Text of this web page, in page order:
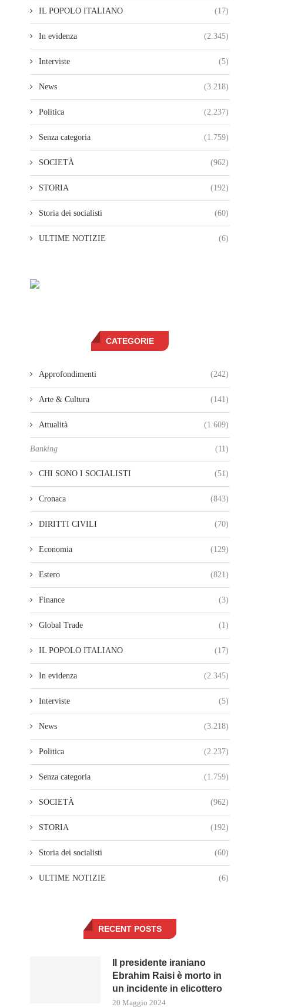
IL POPOLO ITALIANO (17)
In evidenza (2.345)
Interviste (5)
News (3.218)
Politica (2.237)
Senza categoria (1.759)
SOCIETÀ (962)
STORIA (192)
Storia dei socialisti (60)
ULTIME NOTIZIE (6)
CATEGORIE
Approfondimenti (242)
Arte & Cultura (141)
Attualità (1.609)
Banking (11)
CHI SONO I SOCIALISTI (51)
Cronaca (843)
DIRITTI CIVILI (70)
Economia (129)
Estero (821)
Finance (3)
Global Trade (1)
IL POPOLO ITALIANO (17)
In evidenza (2.345)
Interviste (5)
News (3.218)
Politica (2.237)
Senza categoria (1.759)
SOCIETÀ (962)
STORIA (192)
Storia dei socialisti (60)
ULTIME NOTIZIE (6)
RECENT POSTS
Il presidente iraniano
Ebrahim Raisi è morto in
un incidente in elicottero
20 Maggio 2024